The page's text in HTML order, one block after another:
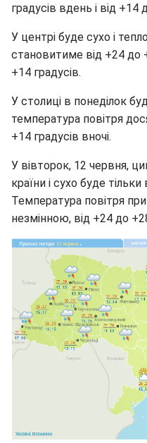
градусів вдень і від +14
У центрі буде сухо і
становитиме від +24 до
+14 градусів.
У столиці в понеділок
температура повітря
+14 градусів вночі.
У вівторок, 12 червня,
країни і сухо буде тільки
Температура повітря
незмінною, від +24 до